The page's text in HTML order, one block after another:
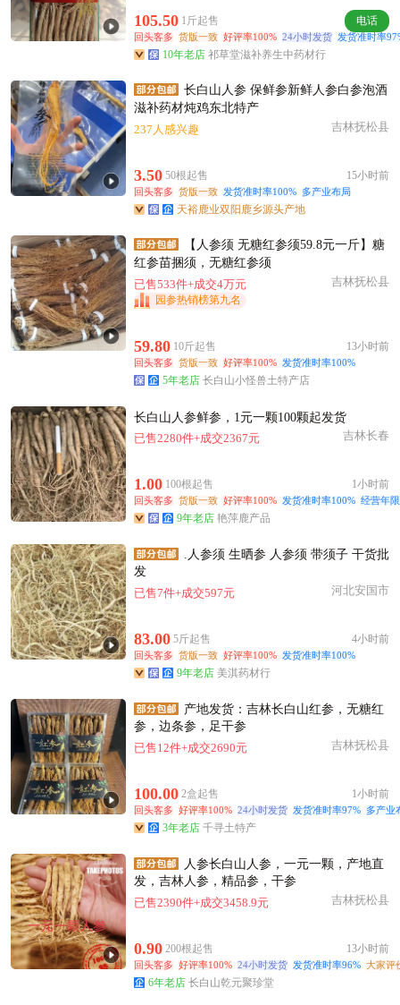
105.50 1斤起售 电话
回头客多 货版一致 好评率100% 24小时发货 发货准时率
10年老店 祁草堂滋补养生中药材行
长白山人参 保鲜参新鲜人参白参泡酒
滋补药材炖鸡东北特产
237人感兴趣
吉林抚松县
3.50 50根起售 15小时前
回头客多 货版一致 发货准时率100% 多产业布局
天裕鹿业双阳鹿乡源头产地
【人参须 无糖红参须59.8元一斤】糖
红参苗捆须，无糖红参须
已售533件+成交4万元
吉林抚松县
园参热销榜第九名
59.80 10斤起售 13小时前
回头客多 货版一致 好评率100% 发货准时率100%
5年老店 长白山小怪兽土特产店
长白山人参鲜参，1元一颗100颗起发货
已售2280件+成交2367元
吉林长春
1.00 100根起售 1小时前
回头客多 货版一致 好评率100% 发货准时率100% 经营年
9年老店 艳萍鹿产品
.人参须 生晒参 人参须 带须子 干货批
发
已售7件+成交597元
河北安国市
83.00 5斤起售 4小时前
回头客多 货版一致 好评率100% 发货准时率100%
9年老店 美淇药材行
产地发货：吉林长白山红参，无糖红
参，边条参，足干参
已售12件+成交2690元
吉林抚松县
100.00 2盒起售 1小时前
回头客多 好评率100% 24小时发货 发货准时率97% 多产业
3年老店 千寻土特产
人参长白山人参，一元一颗，产地直
发，吉林人参，精品参，干参
已售2390件+成交3458.9元
吉林抚松县
0.90 200根起售 13小时前
回头客多 好评率100% 24小时发货 发货准时率96% 大家评
6年老店 长白山乾元聚珍堂